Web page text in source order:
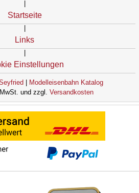
Startseite
Links
Einstellungen
Modelleisenbahn Katalog
und zzgl. Versandkosten